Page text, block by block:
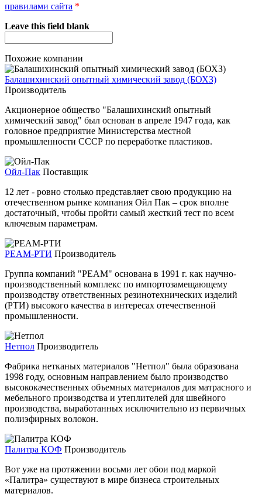
правилами сайта *
Leave this field blank
Похожие компании
Балашихинский опытный химический завод (БОХЗ)
Производитель
Акционерное общество "Балашихинский опытный
химический завод" был основан в апреле 1947 года, как
головное предприятие Министерства местной
промышленности СССР по переработке пластиков.
Ойл-Пак Поставщик
12 лет - ровно столько представляет свою продукцию на
отечественном рынке компания Ойл Пак – срок вполне
достаточный, чтобы пройти самый жесткий тест по всем
ключевым параметрам.
РЕАМ-РТИ Производитель
Группа компаний "РЕАМ" основана в 1991 г. как научно-
производственный комплекс по импортозамещающему
производству ответственных резинотехнических изделий
(РТИ) высокого качества в интересах отечественной
промышленности.
Нетпол Производитель
Фабрика нетканых материалов "Нетпол" была образована
1998 году, основным направлением было производство
высококачественных объемных материалов для матрасного и
мебельного производства и утеплителей для швейного
производства, выработанных исключительно из первичных
полиэфирных волокон.
Палитра КОФ Производитель
Вот уже на протяжении восьми лет обои под маркой
«Палитра» существуют в мире бизнеса строительных
материалов.